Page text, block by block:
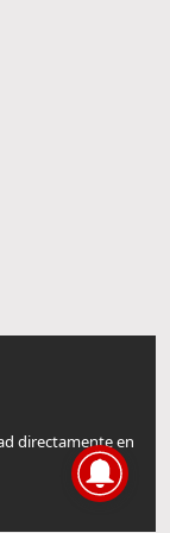
directamente en